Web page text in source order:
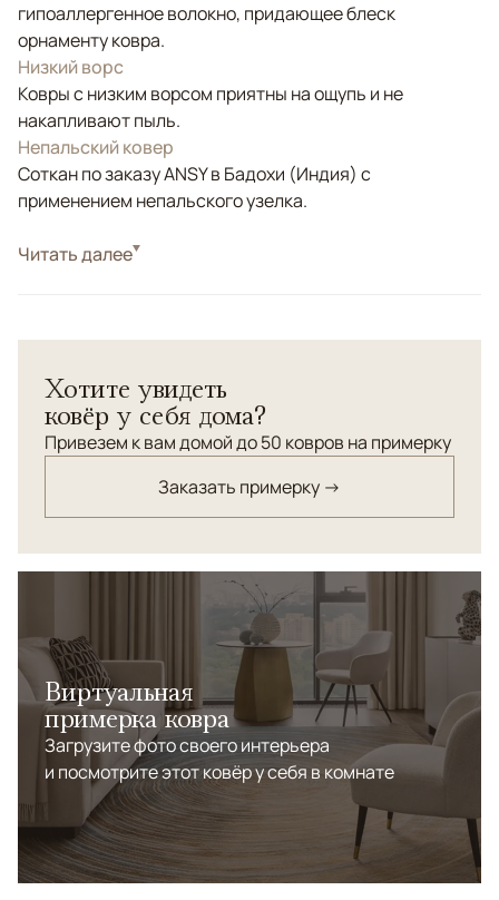
гипоаллергенное волокно, придающее блеск
орнаменту ковра.
Низкий ворс
Ковры с низким ворсом приятны на ощупь и не
накапливают пыль.
Непальский ковер
Соткан по заказу ANSY в Бадохи (Индия) с
применением непальского узелка.
СтильСовременные
из бамбукового шелка, а фон соткан из шерсти высшей
категории. Шерстяной ворс неразрезной - технология
"карвинг".
Читать далее
Хотите увидеть
ковёр у себя дома?
Привезем к вам домой до 50 ковров на примерку
Заказать примерку →
Виртуальная
примерка ковра
Загрузите фото своего интерьера
и посмотрите этот ковёр у себя в комнате